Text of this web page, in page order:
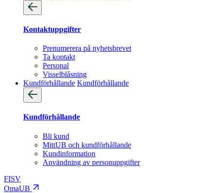
Kontaktuppgifter
Prenumerera på nyhetsbrevet
Ta kontakt
Personal
Visselblåsning
Kundförhållande Kundförhållande
Kundförhållande
Bli kund
MittUB och kundförhållande
Kundinformation
Användning av personuppgifter
FISV
OmaUB